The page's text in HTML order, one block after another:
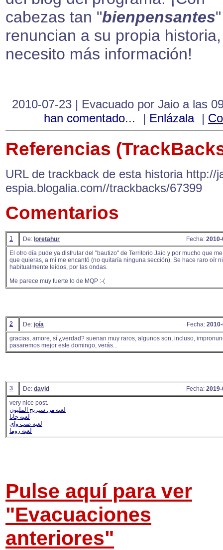
cabezas tan "bienpensantes
renuncian a su propia
necesito más información!
2010-07-23 | Evacuado por Jaio a las
han comentado...
| Enlázala |
Referencias
URL de trackback de esta historia http://
espia.blogalia.com//trackbacks/67399
Comentarios
1 De: loretahur Fecha:
El otro día pude ya disfrutar del "bautizo" de Territorio Jaio y por mucho que
que quieras, a mí me encantó (no quitaría ninguna sección). Se hace raro oír
habitualmente leídos, por las ondas.
Me parece muy fuerte lo de MQP :-(
2 De: joía Fecha:
gracias, amore, sí ¿verdad? suenan muy raros, algunos son, incluso,
pasaremos mejor este domingo, verás...
3 De: david Fecha:
very nice post.
لعبة من سيربح المليون
لعبة جاتا
لعبة صب واي
لعبة زوما
Pulse aquí para ver
"Evacuaciones
anteriores"